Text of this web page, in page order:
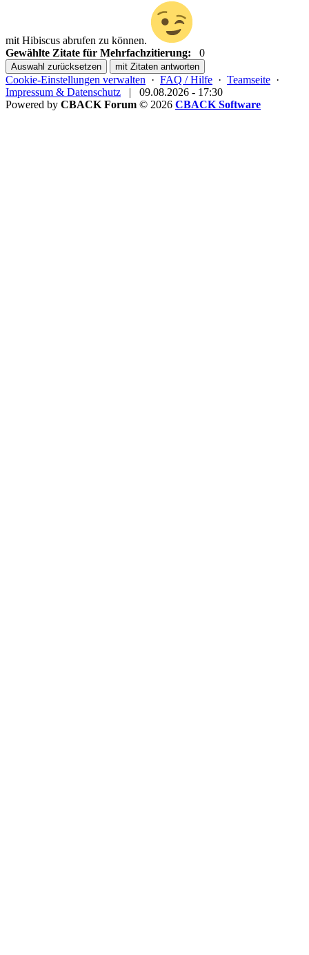
mit Hibiscus abrufen zu können.
Gewählte Zitate für Mehrfachzitierung:
0
Auswahl zurücksetzen mit Zitaten antworten
Cookie-Einstellungen verwalten · FAQ / Hilfe · Teamseite ·
Impressum & Datenschutz |
09.08.2026 - 17:30
Powered by CBACK Forum © 2026 CBACK Software